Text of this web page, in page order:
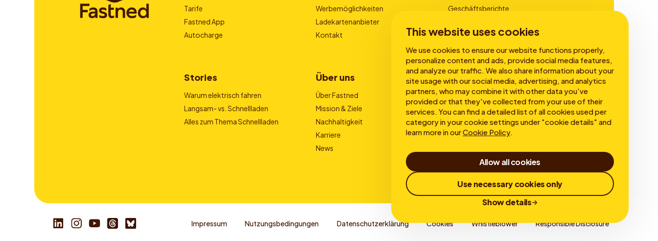
This website uses cookies
We use cookies to ensure our website functions properly,
personalize content and ads, provide social media features,
and analyze our traffic. We also share information about your
site usage with our social media, advertising, and analytics
partners, who may combine it with other data you've
provided or that they've collected from your use of their
services. You can find a detailed list of all cookies used per
category in your cookie settings under "cookie details" and
learn more in ourCookie Policy.
Allow all cookies
Use necessary cookies only
Show details
Tarife
Fastned App
Autocharge
Werbemöglichkeiten
Ladekartenanbieter
Kontakt
Geschäftsberichte
Stories
Warum elektrisch fahren
Langsam- vs. Schnellladen
Alles zum Thema Schnellladen
Über uns
Über Fastned
Mission & Ziele
Nachhaltigkeit
Karriere
News
Impressum Nutzungsbedingungen Datenschutzerklärung Cookies Whistleblower Responsible Disclosure